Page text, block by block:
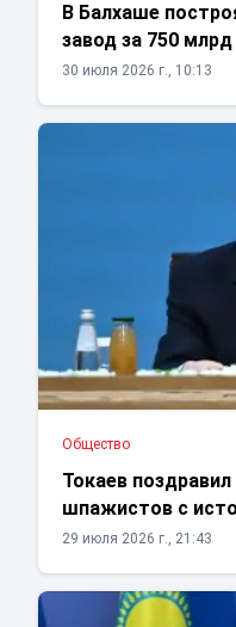
В Балхаше
завод за 750 млрд
30 июля 2026 г., 10:13
Общество
Токаев поздравил
шпажистов с
29 июля 2026 г., 21:43